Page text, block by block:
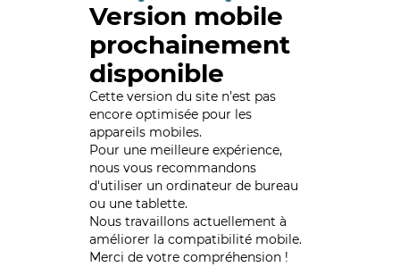
Version mobile
prochainement
disponible
Cette version du site n’est pas
encore optimisée pour les
appareils mobiles.
Pour une meilleure expérience,
nous vous recommandons
d'utiliser un ordinateur de bureau
ou une tablette.
Nous travaillons actuellement à
améliorer la compatibilité mobile.
Merci de votre compréhension !